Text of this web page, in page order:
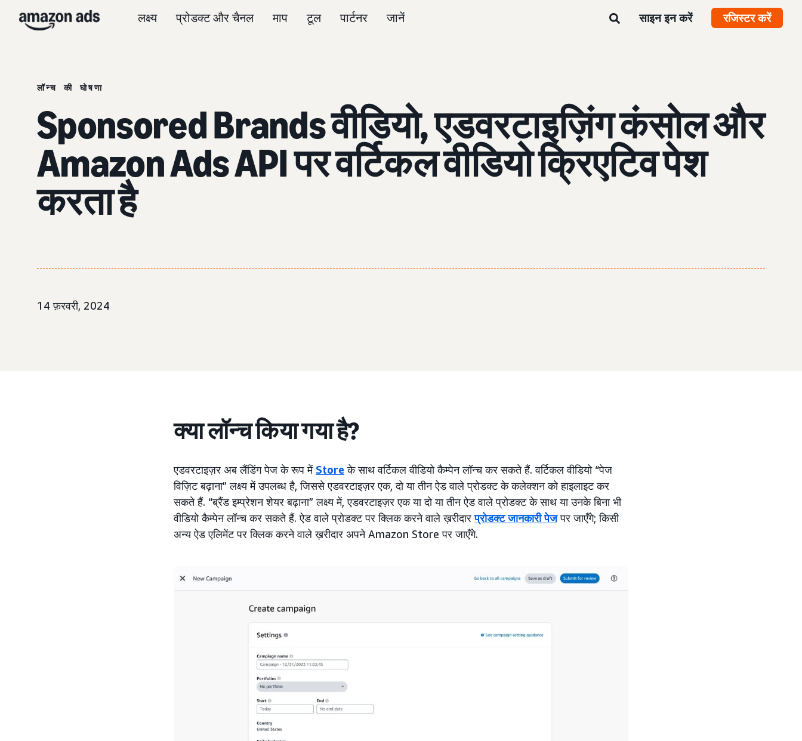
लक्ष्य प्रोडक्ट और चैनल माप टूल पार्टनर जानें साइन इन करें रजिस्टर करें
लॉन्च की घोषणा
Sponsored Brands वीडियो, एडवरटाइज़िंग कंसोल और
Amazon Ads API पर वर्टिकल वीडियो क्रिएटिव पेश
करता है
14 फ़रवरी, 2024
क्या लॉन्च किया गया है?
एडवरटाइज़र अब लैंडिंग पेज के रूप में Store के साथ वर्टिकल वीडियो कैम्पेन लॉन्च कर सकते हैं. वर्टिकल वीडियो “पेज
विज़िट बढ़ाना” लक्ष्य में उपलब्ध है, जिससे एडवरटाइज़र एक, दो या तीन ऐड वाले प्रोडक्ट के कलेक्शन को हाइलाइट कर
सकते हैं. “ब्रैंड इम्प्रेशन शेयर बढ़ाना” लक्ष्य में, एडवरटाइज़र एक या दो या तीन ऐड वाले प्रोडक्ट के साथ या उनके बिना भी
वीडियो कैम्पेन लॉन्च कर सकते हैं. ऐड वाले प्रोडक्ट पर क्लिक करने वाले ख़रीदारप्रोडक्ट जानकारी पेजपर जाएँगे; किसी
अन्य ऐड एलिमेंट पर क्लिक करने वाले ख़रीदार अपने Amazon Store पर जाएँगे.